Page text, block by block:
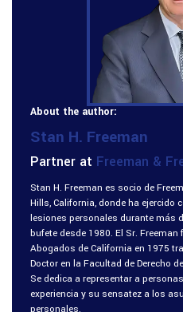
About the author:
Stan H. Freeman
Partner at Freeman &
Stan H. Freeman es socio de
Hills, California, donde ha ejercido
lesiones personales durante más
bufete desde 1980. El Sr.
Abogados de California en 1975
Doctor en la Facultad de Derecho
Se dedica a representar a
experiencia y su sensatez a los
personales.